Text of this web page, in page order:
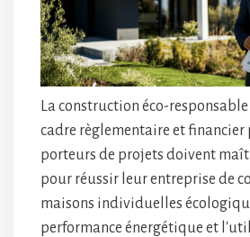
La construction éco-
cadre règlementaire et financier
porteurs de projets doivent
pour réussir leur entreprise de
maisons individuelles
performance énergétique et